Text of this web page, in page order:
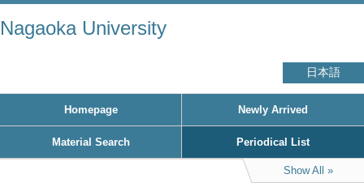
Nagaoka University
日本語
Homepage Newly Arrived
Material Search Periodical List
Show All